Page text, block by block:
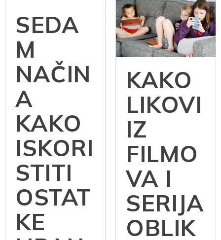
SEDA
M
NAČIN
A
KAKO
ISKORI
STITI
OSTAT
KE
KAKO
LIKOVI
IZ
FILMO
VA I
SERIJA
OBLIK